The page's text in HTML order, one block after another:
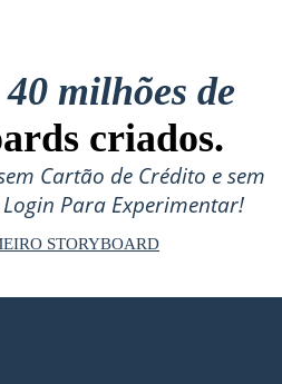
40 milhões de
criados.
Cartão de Crédito e sem
Login Para Experimentar!
STORYBOARD